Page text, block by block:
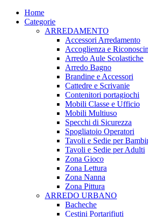
Home
Categorie
ARREDAMENTO
Accessori Arredamento
Accoglienza e
Arredo Aule Scolastiche
Arredo Bagno
Brandine e Accessori
Cattedre e Scrivanie
Contenitori portagiochi
Mobili Classe e Ufficio
Mobili Multiuso
Specchi di Sicurezza
Spogliatoio Operatori
Tavoli e Sedie per
Tavoli e Sedie per Adulti
Zona Gioco
Zona Lettura
Zona Nanna
Zona Pittura
ARREDO URBANO
Bacheche
Cestini Portarifiuti